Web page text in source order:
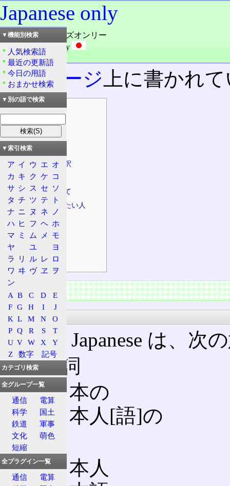
Japanese only
読み：ジャパニーズオンリー
外語：Japanese only
品詞：名詞
Webページ 上に書かれ
目次
概要
Japanese
英語的な解釈
日本人的な解釈
特徴
必要性について
それでも書きたい人
補足
出現当時
技術的解決
概要
Japanese
英語で Japanese は、次
形容詞
日本の
日本人[語]の
名詞
日本人
▼機能別検索
人気検索語
最近の更新語
今日の用語
おまかせ検索
▼別の語で検索
▼索引検索
ア イ ウ エ オ
カ キ ク ケ コ
サ シ ス セ ソ
タ チ ツ テ
ト
ナ ニ ヌ ネ
ノ
ハ ヒ フ ヘ ホ
マ ミ ム メ
モ
ヤ
ユ
ヨ
ラ
リ ル レ ロ
ワ ヰ ヴ ヱ
ヲ
ン
A B C D
E
F G H I
J
K L M N
O
P Q R S
T
U V W X
Y
Z
数字 記号
カテゴリ検索
全グループ一覧
通信
電算
科学
国土
鉄道
軍事
文化
萌色
短縮
全プラグイン一覧
通信
電算